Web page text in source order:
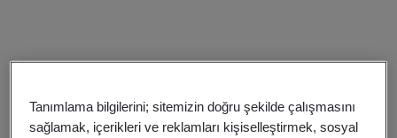
Tanımlama bilgilerini; sitemizin doğru şekilde çalışmasını
sağlamak, içerikleri ve reklamları kişiselleştirmek, sosyal